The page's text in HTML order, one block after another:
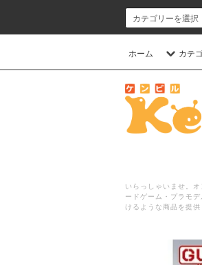
ホーム カテ
いらっしゃいませ。
ードゲーム・プラモ
けるような商品を提供